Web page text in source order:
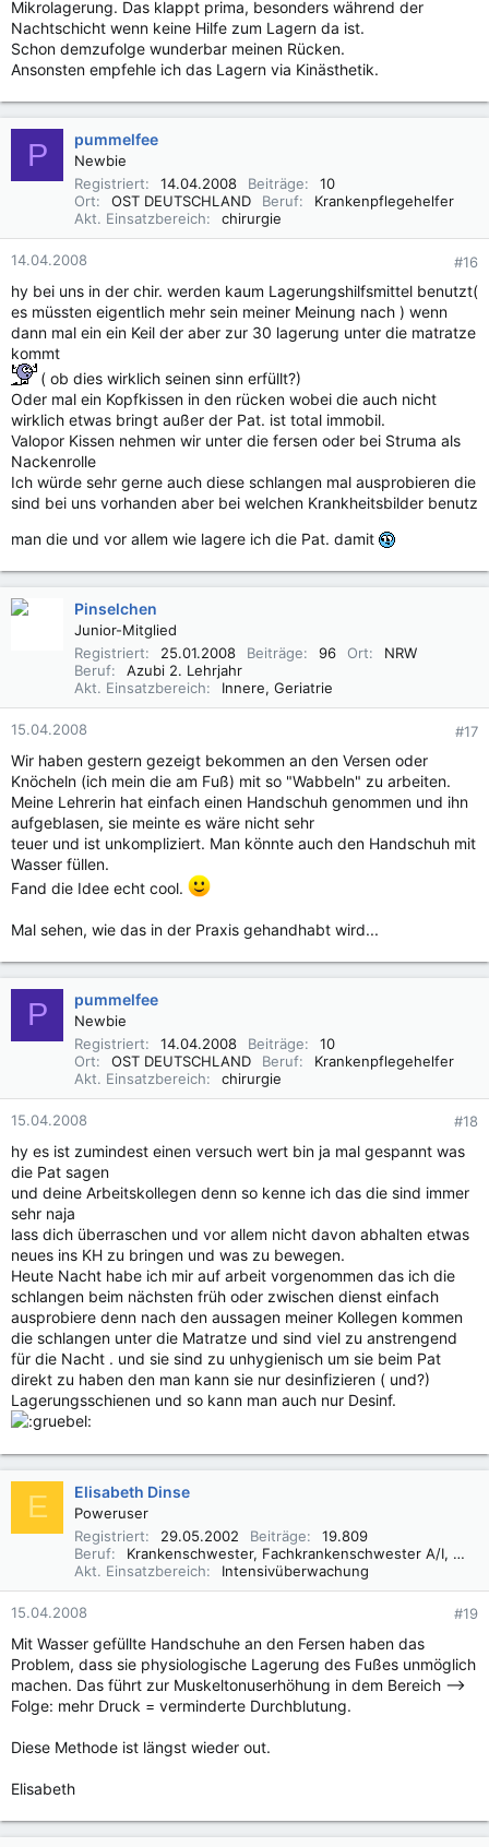
Mikrolagerung. Das klappt prima, besonders während der
Nachtschicht wenn keine Hilfe zum Lagern da ist.
Schon demzufolge wunderbar meinen Rücken.
Ansonsten empfehle ich das Lagern via Kinästhetik.
P pummelfee
Newbie
Registriert
14.04.2008 Beiträge
10
Ort
OST DEUTSCHLAND Beruf
Krankenpflegehelfer
Akt. Einsatzbereich
chirurgie
14.04.2008 #16
hy bei uns in der chir. werden kaum Lagerungshilfsmittel benutzt(
es müssten eigentlich mehr sein meiner Meinung nach ) wenn
dann mal ein ein Keil der aber zur 30 lagerung unter die matratze
kommt
( ob dies wirklich seinen sinn erfüllt?)
Oder mal ein Kopfkissen in den rücken wobei die auch nicht
wirklich etwas bringt außer der Pat. ist total immobil.
Valopor Kissen nehmen wir unter die fersen oder bei Struma als
Nackenrolle
Ich würde sehr gerne auch diese schlangen mal ausprobieren die
sind bei uns vorhanden aber bei welchen Krankheitsbilder benutz
man die und vor allem wie lagere ich die Pat. damit
Pinselchen
Junior-Mitglied
Registriert
25.01.2008 Beiträge 96 Ort
NRW
Beruf
Azubi 2. Lehrjahr
Akt. Einsatzbereich
Innere, Geriatrie
15.04.2008 #17
Wir haben gestern gezeigt bekommen an den Versen oder
Knöcheln (ich mein die am Fuß) mit so "Wabbeln" zu arbeiten.
Meine Lehrerin hat einfach einen Handschuh genommen und ihn
aufgeblasen, sie meinte es wäre nicht sehr
teuer und ist unkompliziert. Man könnte auch den Handschuh mit
Wasser füllen.
Fand die Idee echt cool.
Mal sehen, wie das in der Praxis gehandhabt wird...
P pummelfee
Newbie
Registriert
14.04.2008 Beiträge
10
Ort
OST DEUTSCHLAND Beruf
Krankenpflegehelfer
Akt. Einsatzbereich
chirurgie
15.04.2008 #18
hy es ist zumindest einen versuch wert bin ja mal gespannt was
die Pat sagen
und deine Arbeitskollegen denn so kenne ich das die sind immer
sehr naja
lass dich überraschen und vor allem nicht davon abhalten etwas
neues ins KH zu bringen und was zu bewegen.
Heute Nacht habe ich mir auf arbeit vorgenommen das ich die
schlangen beim nächsten früh oder zwischen dienst einfach
ausprobiere denn nach den aussagen meiner Kollegen kommen
die schlangen unter die Matratze und sind viel zu anstrengend
für die Nacht . und sie sind zu unhygienisch um sie beim Pat
direkt zu haben den man kann sie nur desinfizieren ( und?)
Lagerungsschienen und so kann man auch nur Desinf.
E Elisabeth Dinse
Poweruser
Registriert
29.05.2002 Beiträge
19.809
Beruf
Krankenschwester, Fachkrankenschwester A/I, Praxisbegleiter Basale Stimulation
Akt. Einsatzbereich
Intensivüberwachung
15.04.2008 #19
Mit Wasser gefüllte Handschuhe an den Fersen haben das
Problem, dass sie physiologische Lagerung des Fußes unmöglich
machen. Das führt zur Muskeltonuserhöhung in dem Bereich -->
Folge: mehr Druck = verminderte Durchblutung.
Diese Methode ist längst wieder out.
Elisabeth